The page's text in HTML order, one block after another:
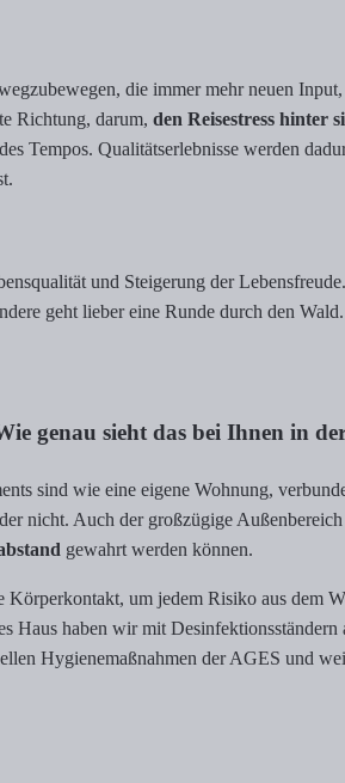
die immer mehr neuen
Richtung, darum, den Reisestress hinter
Tempos. Qualitätserlebnisse werden
und Steigerung der
geht lieber eine Runde durch den
genau sieht das bei Ihnen in
sind wie eine eigene Wohnung,
nicht. Auch der großzügige
gewahrt werden können.
Körperkontakt, um jedem Risiko aus dem
haben wir mit
Hygienemaßnahmen der AGES und